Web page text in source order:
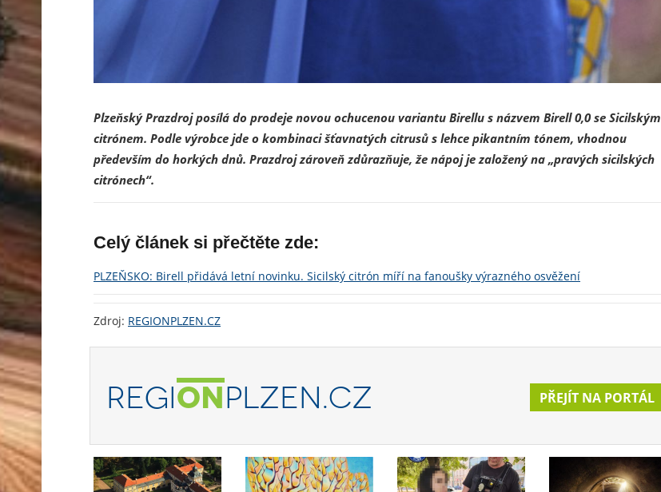
Plzeňský Prazdroj posílá do prodeje novou ochucenou variantu Birellu s názvem Birell 0,0 se Sicilským
citrónem. Podle výrobce jde o kombinaci šťavnatých citrusů s lehce pikantním tónem, vhodnou
především do horkých dnů. Prazdroj zároveň zdůrazňuje, že nápoj je založený na „pravých sicilských
citrónech“.
Celý článek si přečtěte zde:
PLZEŇSKO: Birell přidává letní novinku. Sicilský citrón míří na fanoušky výrazného osvěžení
Zdroj: REGIONPLZEN.CZ
REGIONPLZEN.CZ PŘEJÍT NA PORTÁL